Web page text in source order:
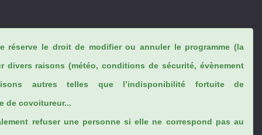
réserve le droit de modifier ou annuler le programme (la
divers raisons (météo, conditions de sécurité, évènement
autres telles que l’indisponibilité fortuite de
de covoitureur...
refuser une personne si elle ne correspond pas au